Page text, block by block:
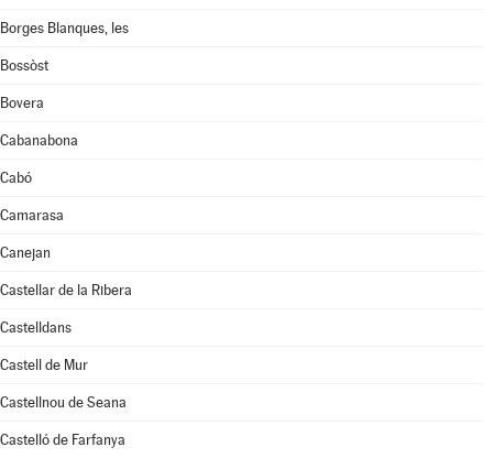
Borges Blanques, les
Bossòst
Bovera
Cabanabona
Cabó
Camarasa
Canejan
Castellar de la Ribera
Castelldans
Castell de Mur
Castellnou de Seana
Castelló de Farfanya